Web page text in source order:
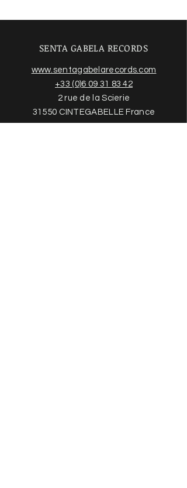
SENTA GABELA RECORDS
www.sentagabelarecords.com
+33 (0)6 09 31 83 42
2 rue de la Scierie
31550 CINTEGABELLE France